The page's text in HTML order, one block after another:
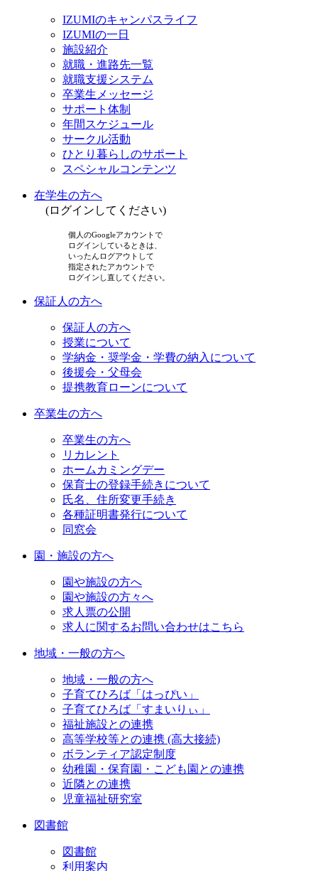
IZUMIのキャンパスライフ
IZUMIの一日
施設紹介
就職・進路先一覧
就職支援システム
卒業生メッセージ
サポート体制
年間スケジュール
サークル活動
ひとり暮らしのサポート
スペシャルコンテンツ
在学生の方へ
(ログインしてください)
個人のGoogleアカウントで
ログインしているときは、
いったんログアウトして
指定されたアカウントで
ログインし直してください。
保証人の方へ
保証人の方へ
授業について
学納金・奨学金・学費の納入について
後援会・父母会
提携教育ローンについて
卒業生の方へ
卒業生の方へ
リカレント
ホームカミングデー
保育士の登録手続きについて
氏名、住所変更手続き
各種証明書発行について
同窓会
園・施設の方へ
園や施設の方へ
園や施設の方々へ
求人票の公開
求人に関するお問い合わせはこちら
地域・一般の方へ
地域・一般の方へ
子育てひろば「はっぴい」
子育てひろば「すまいりぃ」
福祉施設との連携
高等学校等との連携 (高大接続)
ボランティア認定制度
幼稚園・保育園・こども園との連携
近隣との連携
児童福祉研究室
図書館
図書館
利用案内